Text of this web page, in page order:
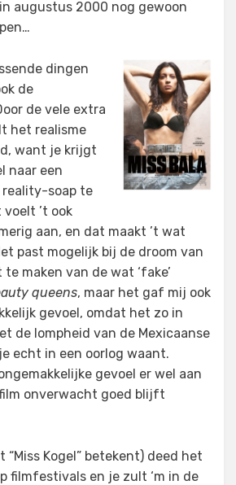
augustus 2000 nog gewoon
dingen
de
de vele extra
het realisme
want je krijgt
naar een
soap te
’t ook
aan, en dat maakt ’t wat
past mogelijk bij de droom van
maken van de wat ‘fake’
queens, maar het gaf mij ook
gevoel, omdat het zo in
de lompheid van de Mexicaanse
echt in een oorlog waant.
gevoel er wel aan
onverwacht goed blijft
“Miss Kogel” betekent) deed het
filmfestivals en je zult ‘m in de